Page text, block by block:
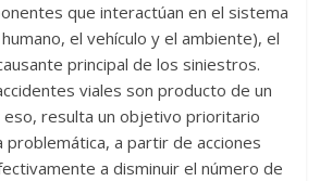
que interactúan en el sistema
el vehículo y el ambiente), el
principal de los siniestros.
viales son producto de un
eso, resulta un objetivo prioritario
problemática, a partir de acciones
a disminuir el número de